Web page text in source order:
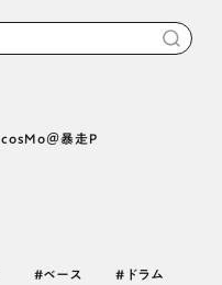
cosMo＠暴走P
ベース ドラム